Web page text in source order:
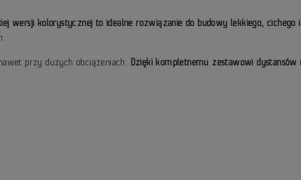
wersji kolorystycznej to idealne rozwiązanie do budowy lekkiego, cichego
przy dużych obciążeniach. Dzięki kompletnemu zestawowi